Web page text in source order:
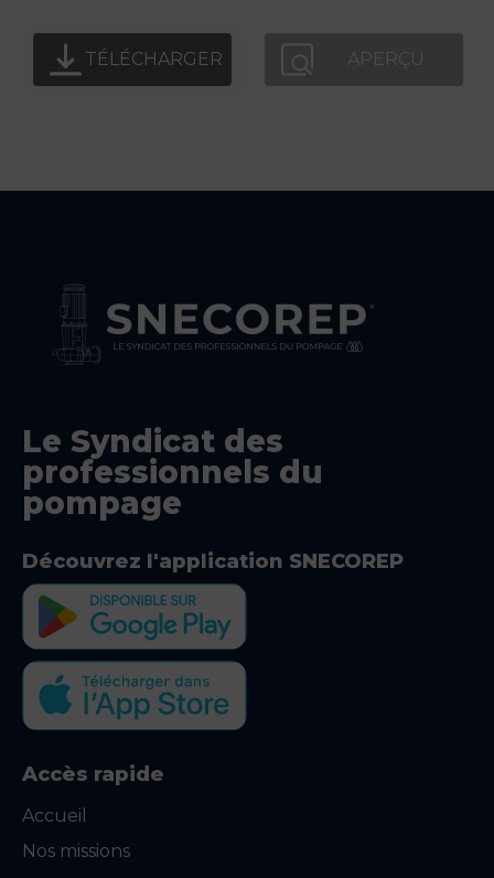
TÉLÉCHARGER APERÇU
Le Syndicat des
professionnels du
pompage
Découvrez l'application SNECOREP
Accès rapide
Accueil
Nos missions